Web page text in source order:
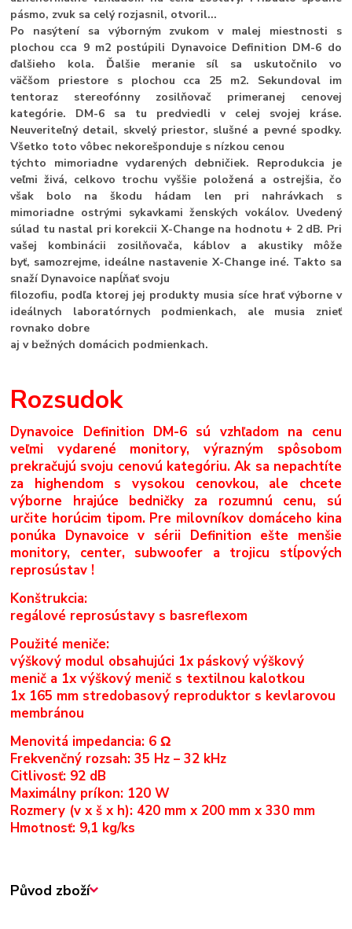
pásmo, zvuk sa celý rozjasnil, otvoril...
Po nasýtení sa výborným zvukom v malej miestnosti s
plochou cca 9 m2 postúpili Dynavoice Definition DM-6 do
ďalšieho kola. Ďalšie meranie síl sa uskutočnilo vo
väčšom priestore s plochou cca 25 m2. Sekundoval im
tentoraz stereofónny zosilňovač primeranej cenovej
kategórie. DM-6 sa tu predviedli v celej svojej kráse.
Neuveriteľný detail, skvelý priestor, slušné a pevné spodky.
Všetko toto vôbec nekorešponduje s nízkou cenou
týchto mimoriadne vydarených debničiek. Reprodukcia je
veľmi živá, celkovo trochu vyššie položená a ostrejšia, čo
však bolo na škodu hádam len pri nahrávkach s
mimoriadne ostrými sykavkami ženských vokálov. Uvedený
súlad tu nastal pri korekcii X-Change na hodnotu + 2 dB. Pri
vašej kombinácii zosilňovača, káblov a akustiky môže
byť, samozrejme, ideálne nastavenie X-Change iné. Takto sa
snaží Dynavoice napĺňať svoju
filozofiu, podľa ktorej jej produkty musia síce hrať výborne v
ideálnych laboratórnych podmienkach, ale musia znieť
rovnako dobre
aj v bežných domácich podmienkach.
Rozsudok
Dynavoice Definition DM-6 sú vzhľadom na cenu
veľmi vydarené monitory, výrazným spôsobom
prekračujú svoju cenovú kategóriu. Ak sa nepachtíte
za highendom s vysokou cenovkou, ale chcete
výborne hrajúce bedničky za rozumnú cenu, sú
určite horúcim tipom. Pre milovníkov domáceho kina
ponúka Dynavoice v sérii Definition ešte menšie
monitory, center, subwoofer a trojicu stĺpových
reprosústav !
Konštrukcia:
regálové reprosústavy s basreflexom
Použité meniče:
výškový modul obsahujúci 1x páskový výškový
menič a 1x výškový menič s textilnou kalotkou
1x 165 mm stredobasový reproduktor s kevlarovou
membránou
Menovitá impedancia: 6 Ω
Frekvenčný rozsah: 35 Hz – 32 kHz
Citlivosť: 92 dB
Maximálny príkon: 120 W
Rozmery (v x š x h): 420 mm x 200 mm x 330 mm
Hmotnosť: 9,1 kg/ks
Původ zboží